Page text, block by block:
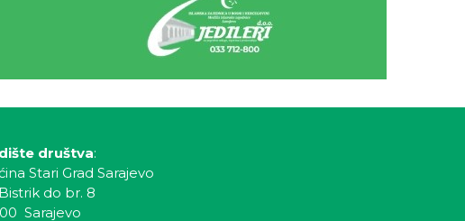
društva:
Stari Grad Sarajevo
do br. 8
Sarajevo